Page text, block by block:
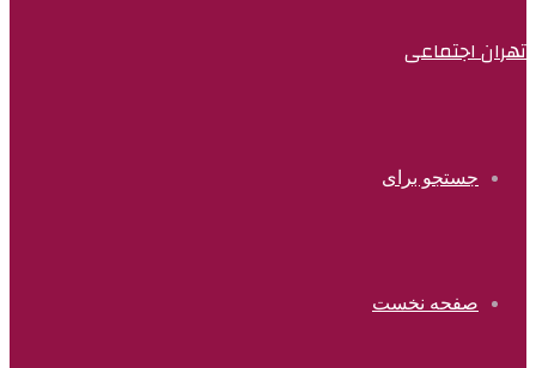
تهران اجتماعی
جستجو برای
صفحه نخست